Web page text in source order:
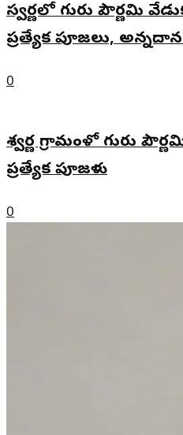
స్వర్ణలో గురు పౌర్ణమి
ప్రత్యేక పూజలు,
0
శ్వర్ణ గ్రామంళో గురు
ప్రత్యేక పూజళు
0